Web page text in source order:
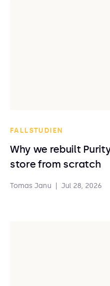
FALLSTUDIEN
Why we rebuilt
store from scratch
Tomas Janu Jul 28, 2026